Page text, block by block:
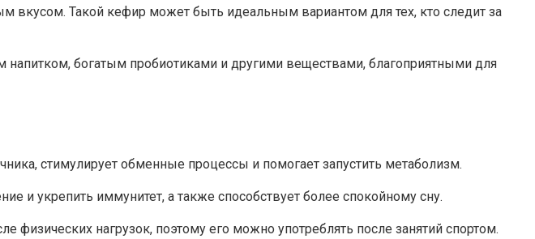
вкусом. Такой кефир может быть идеальным вариантом для тех, кто следит за
богатым пробиотиками и другими веществами, благоприятными для
стимулирует обменные процессы и помогает запустить метаболизм.
и укрепить иммунитет, а также способствует более спокойному сну.
нагрузок, поэтому его можно употреблять после занятий спортом.